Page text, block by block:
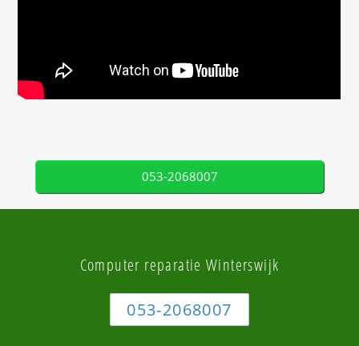
053-2068007
Computer reparatie Winterswijk
053-2068007